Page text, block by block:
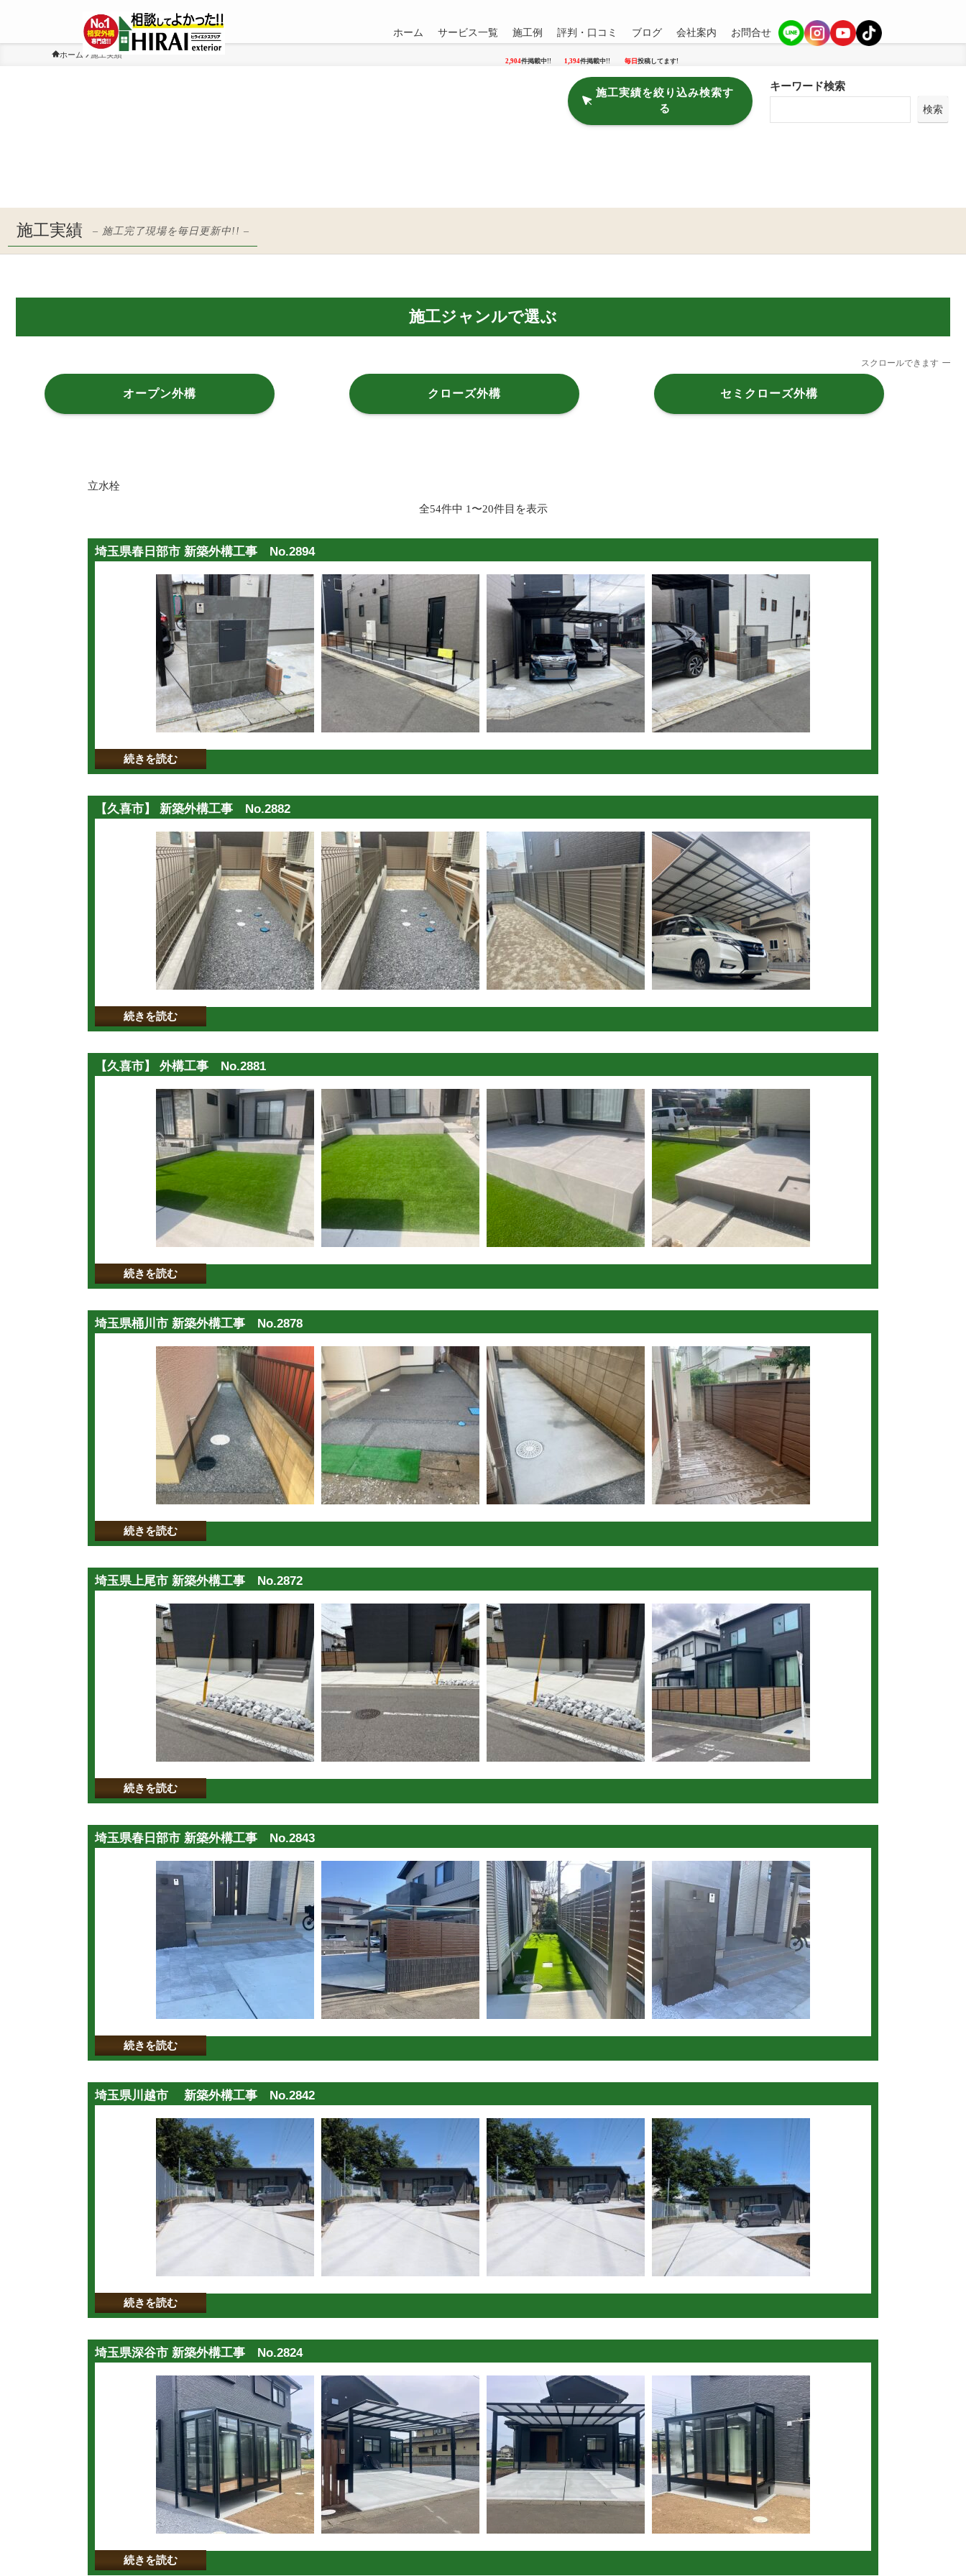
ホーム サービス一覧 施工例
2,904件掲載中!!
評判・口コミ
1,394件掲載中!!
ブログ
毎日 投稿してます!
会社案内 お問合せ
ホーム 施工実績
施工実績を絞り込み検索す
る
キーワード検索
検索
施工実績 – 施工完了現場を毎日更新中!! –
施工ジャンルで選ぶ
スクロールできます
オープン外構 クローズ外構 セミクローズ外構
立水栓
全54件中 1〜20件目を表示
埼玉県春日部市 新築外構工事 No.2894
続きを読む
【久喜市】 新築外構工事 No.2882
続きを読む
【久喜市】 外構工事 No.2881
続きを読む
埼玉県桶川市 新築外構工事 No.2878
続きを読む
埼玉県上尾市 新築外構工事 No.2872
続きを読む
埼玉県春日部市 新築外構工事 No.2843
続きを読む
埼玉県川越市 新築外構工事 No.2842
続きを読む
埼玉県深谷市 新築外構工事 No.2824
続きを読む